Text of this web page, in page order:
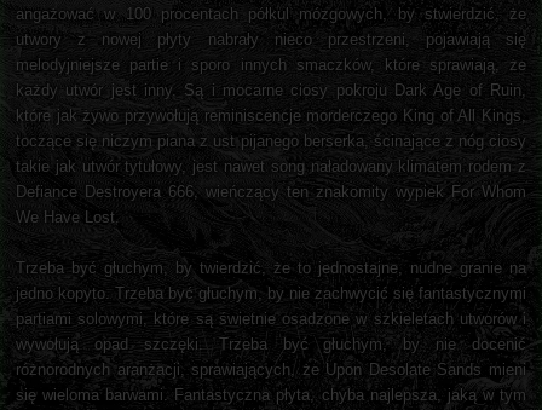
angażować w 100 procentach półkul mózgowych, by stwierdzić, że
utwory z nowej płyty nabrały nieco przestrzeni, pojawiają się
melodyjniejsze partie i sporo innych smaczków, które sprawiają, że
każdy utwór jest inny. Są i mocarne ciosy pokroju Dark Age of Ruin,
które jak żywo przywołują reminiscencje morderczego King of All Kings,
toczące się niczym piana z ust pijanego berserka, ścinające z nóg ciosy
takie jak utwór tytułowy, jest nawet song naładowany klimatem rodem z
Defiance Destroyera 666, wieńczący ten znakomity wypiek For Whom
We Have Lost.
Trzeba być głuchym, by twierdzić, że to jednostajne, nudne granie na
jedno kopyto. Trzeba być głuchym, by nie zachwycić się fantastycznymi
partiami solowymi, które są świetnie osadzone w szkieletach utworów i
wywołują opad szczęki. Trzeba być głuchym, by nie docenić
różnorodnych aranżacji, sprawiających, że Upon Desolate Sands mieni
się wieloma barwami. Fantastyczna płyta, chyba najlepsza, jaką w tym